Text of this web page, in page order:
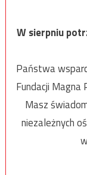
W sierpniu
Państwa
Fundacji Magna
Masz
niezależnych